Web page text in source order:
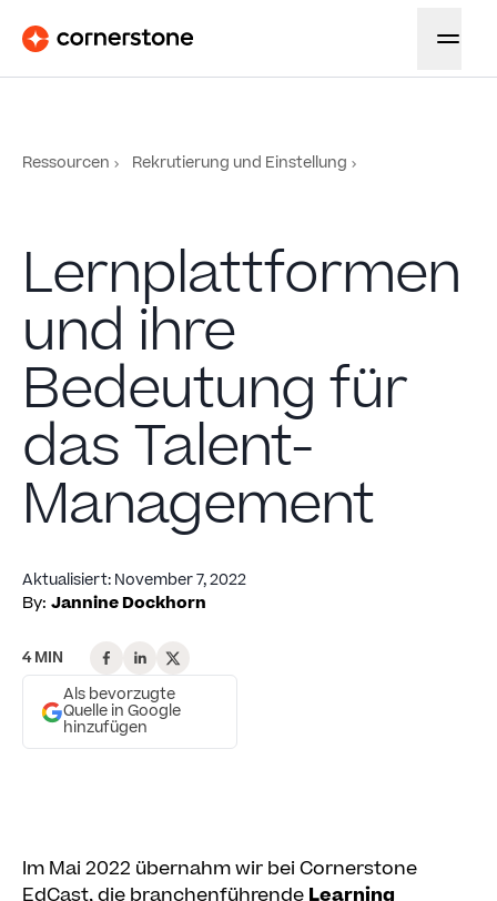
Ressourcen Rekrutierung und Einstellung
Lernplattformen
und ihre
Bedeutung für
das Talent-
Management
Aktualisiert: November 7, 2022
By: Jannine Dockhorn
4 MIN
Als bevorzugte
Quelle in Google
hinzufügen
Im Mai 2022 übernahm wir bei Cornerstone
EdCast, die branchenführende Learning